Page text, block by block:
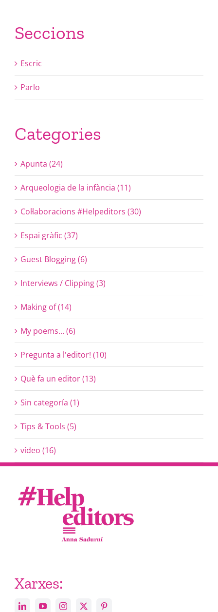
Seccions
Escric
Parlo
Categories
Apunta (24)
Arqueologia de la infància (11)
Col·laboracions #Helpeditors (30)
Espai gràfic (37)
Guest Blogging (6)
Interviews / Clipping (3)
Making of (14)
My poems… (6)
Pregunta a l'editor! (10)
Què fa un editor (13)
Sin categoría (1)
Tips & Tools (5)
vídeo (16)
Xarxes: